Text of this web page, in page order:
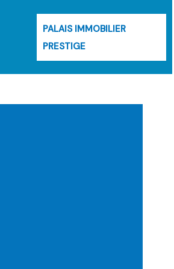
PALAIS IMMOBILIER
PRESTIGE